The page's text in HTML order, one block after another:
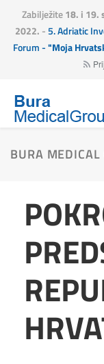
Zabilježite18. i 19.
2022. -5. Adriatic
Forum -"Moja
BURA MEDICAL